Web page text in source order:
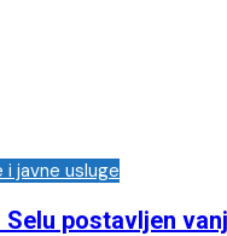
javne usluge
Selu postavljen